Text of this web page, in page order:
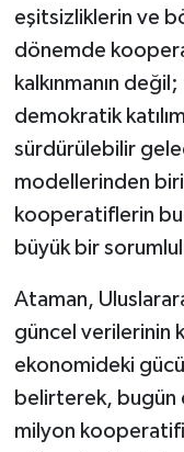
eşitsizliklerin ve
dönemde
kalkınmanın
demokratik
sürdürülebilir
modellerinden
kooperatiflerin
büyük bir
Ataman,
güncel verilerinin
ekonomideki
belirterek, bugün
milyon